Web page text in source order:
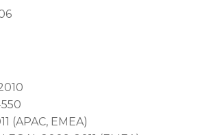
(APAC, EMEA)